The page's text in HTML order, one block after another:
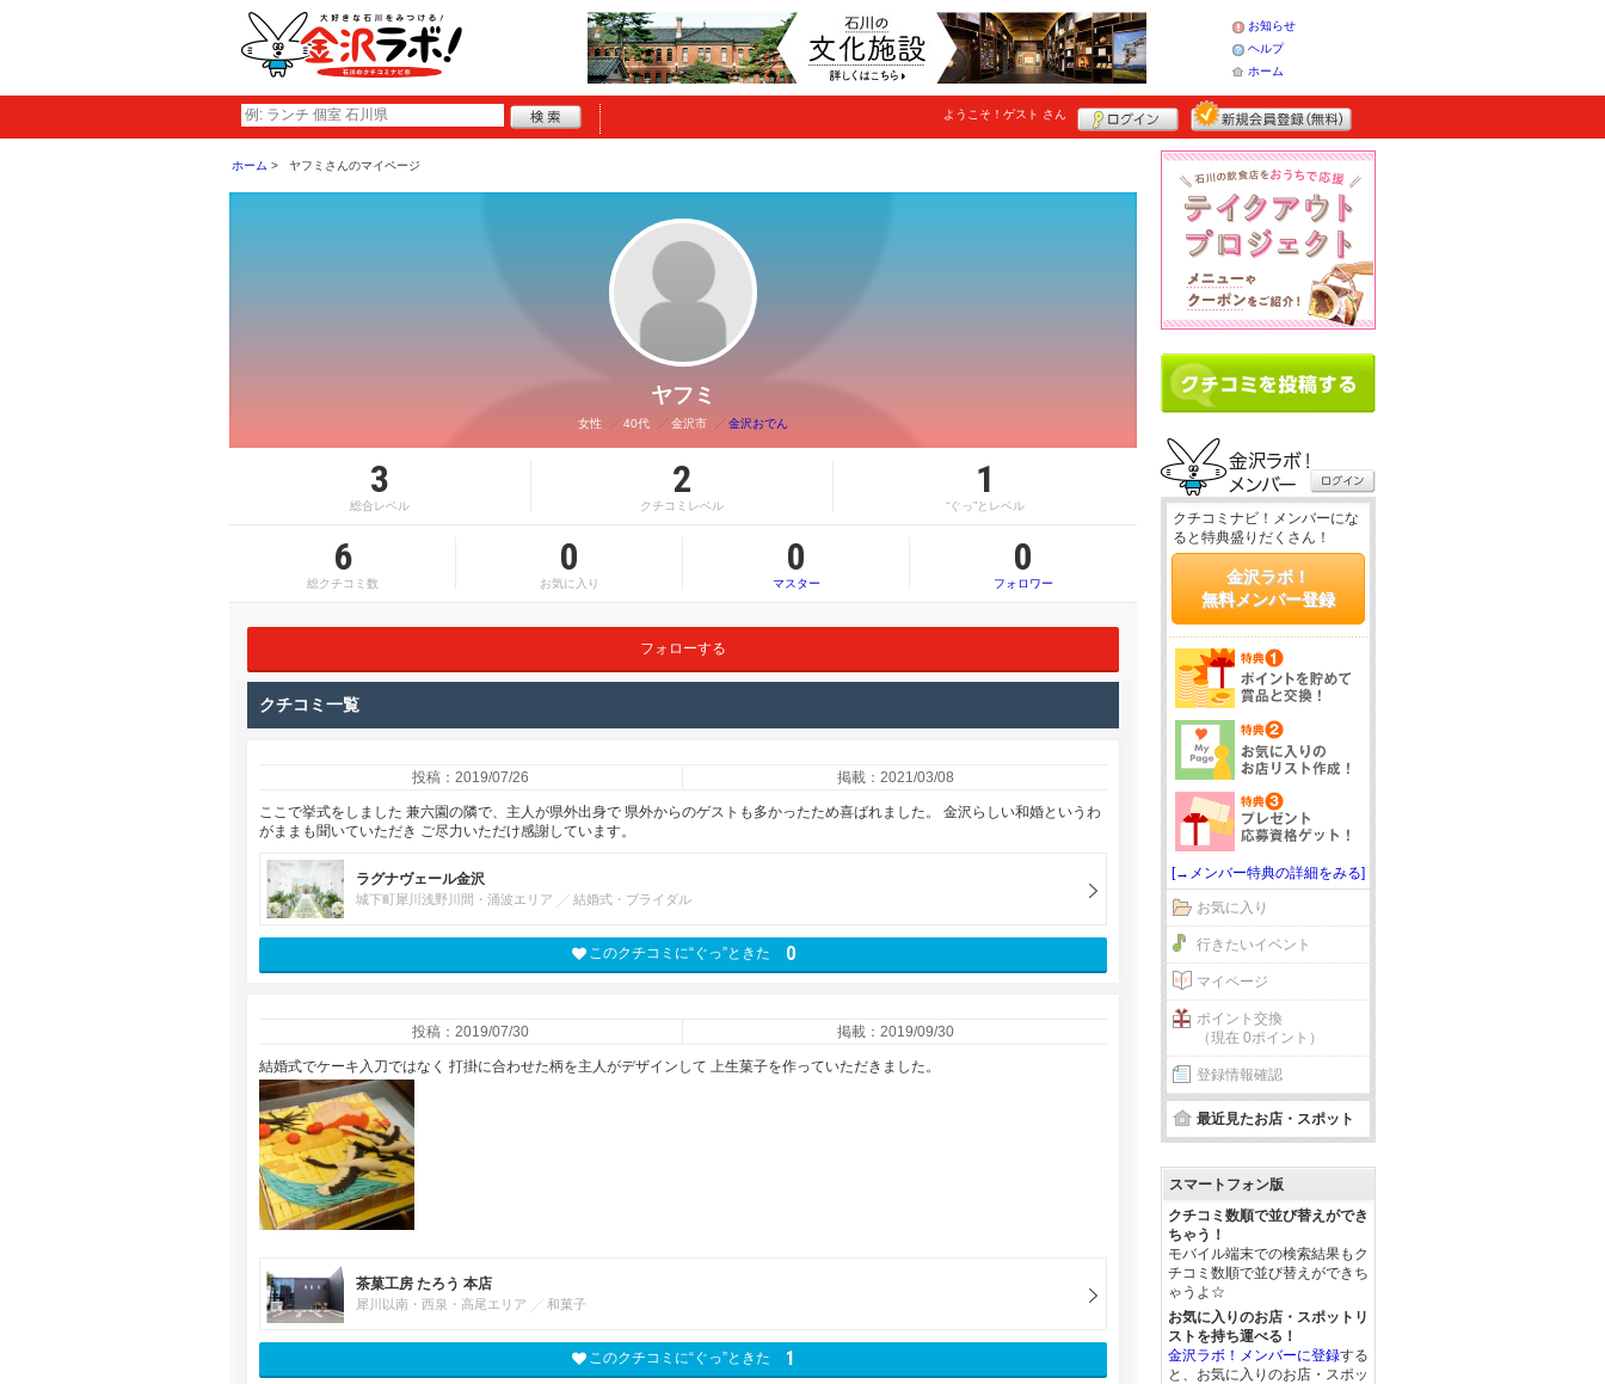
お知らせ
ヘルプ
ホーム
ようこそ！ ゲスト さん
ホーム ヤフミさんのマイページ
ヤフミ
女性 40代 金沢市 金沢おでん
3
総合レベル
2
クチコミレベル
1
“ぐっ”とレベル
6
総クチコミ数
0
お気に入り
0
マスター
0
フォロワー
フォローする
クチコミ一覧
投稿：2019/07/26 掲載：2021/03/08
ここで挙式をしました 兼六園の隣で、主人が県外出身で 県外からのゲストも多かったため喜ばれました。 金沢らしい和婚というわ
がままも聞いていただき ご尽力いただけ感謝しています。
ラグナヴェール金沢
城下町犀川浅野川間・涌波エリア 結婚式・ブライダル
このクチコミに“ぐっ”ときた 0
投稿：2019/07/30 掲載：2019/09/30
結婚式でケーキ入刀ではなく 打掛に合わせた柄を主人がデザインして 上生菓子を作っていただきました。
茶菓工房 たろう 本店
犀川以南・西泉・高尾エリア 和菓子
このクチコミに“ぐっ”ときた 1
クチコミナビ！メンバーにな
ると特典盛りだくさん！
金沢ラボ！
無料メンバー登録
[→メンバー特典の詳細をみる]
お気に入り
行きたいイベント
マイページ
ポイント交換
（現在 0ポイント）
登録情報確認
最近見たお店・スポット
スマートフォン版
クチコミ数順で並び替えができ
ちゃう！
モバイル端末での検索結果もク
チコミ数順で並び替えができち
ゃうよ☆
お気に入りのお店・スポットリ
ストを持ち運べる！
金沢ラボ！メンバーに登録する
と、お気に入りのお店・スポッ